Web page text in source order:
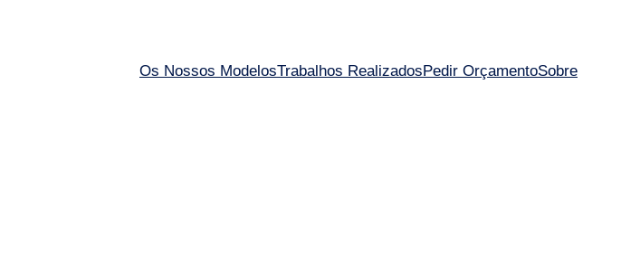
Os Nossos ModelosTrabalhos RealizadosPedir OrçamentoSobre